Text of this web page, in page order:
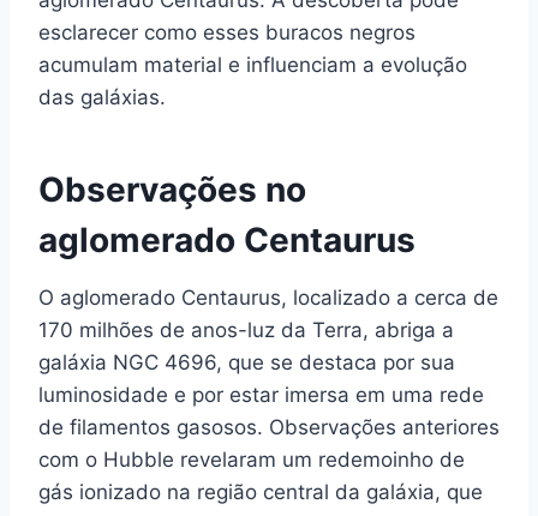
esclarecer como esses buracos negros
acumulam material e influenciam a evolução
das galáxias.
Observações no
aglomerado Centaurus
O aglomerado Centaurus, localizado a cerca de
170 milhões de anos-luz da Terra, abriga a
galáxia NGC 4696, que se destaca por sua
luminosidade e por estar imersa em uma rede
de filamentos gasosos. Observações anteriores
com o Hubble revelaram um redemoinho de
gás ionizado na região central da galáxia, que